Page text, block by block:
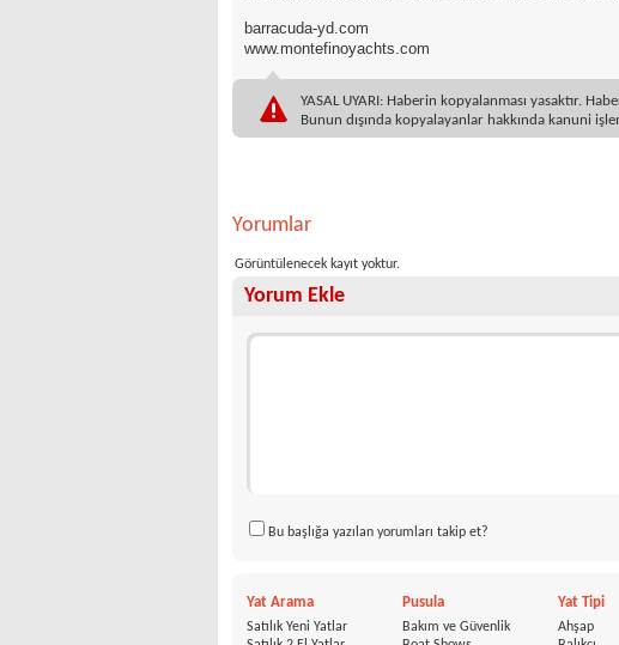
barracuda-yd.com
www.montefinoyachts.com
YASAL UYARI: Haberin kopyalanması yasaktır.
Bunun dışında kopyalayanlar hakkında kanuni
Yorumlar
Görüntülenecek kayıt yoktur.
Yorum Ekle
Bu başlığa yazılan yorumları takip et?
Yat Arama
Satılık Yeni Yatlar
Pusula
Bakım ve Güvenlik
Yat Tipi
Ahşap